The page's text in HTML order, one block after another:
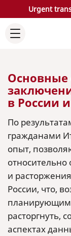
Urgent
Основные
в России
По
гражданами
опыт,
и
России, что,
планирующим
расторгнуть,
аспектах